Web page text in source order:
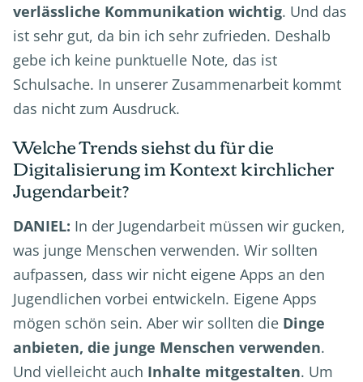
verlässliche Kommunikation wichtig. Und das
ist sehr gut, da bin ich sehr zufrieden. Deshalb
gebe ich keine punktuelle Note, das ist
Schulsache. In unserer Zusammenarbeit kommt
das nicht zum Ausdruck.
Welche Trends siehst du für die
Digitalisierung im Kontext kirchlicher
Jugendarbeit?
DANIEL: In der Jugendarbeit müssen wir gucken,
was junge Menschen verwenden. Wir sollten
aufpassen, dass wir nicht eigene Apps an den
Jugendlichen vorbei entwickeln. Eigene Apps
mögen schön sein. Aber wir sollten die Dinge
anbieten, die junge Menschen verwenden.
Und vielleicht auch Inhalte mitgestalten. Um